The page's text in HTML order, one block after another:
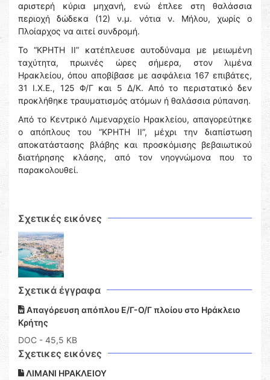
αριστερή κύρια μηχανή, ενώ έπλεε στη θαλάσσια
περιοχή δώδεκα (12) ν.μ. νότια ν. Μήλου, χωρίς ο
Πλοίαρχος να αιτεί συνδρομή.
Το “ΚΡΗΤΗ ΙΙ” κατέπλευσε αυτοδύναμα με μειωμένη
ταχύτητα, πρωινές ώρες σήμερα, στον λιμένα
Ηρακλείου, όπου αποβίβασε με ασφάλεια 167 επιβάτες,
31 Ι.Χ.Ε., 125 Φ/Γ και 5 Δ/Κ. Από το περιστατικό δεν
προκλήθηκε τραυματισμός ατόμων ή θαλάσσια ρύπανση.
Από το Κεντρικό Λιμεναρχείο Ηρακλείου, απαγορεύτηκε
ο απόπλους του “ΚΡΗΤΗ ΙΙ”, μέχρι την διαπίστωση
αποκατάστασης βλάβης και προσκόμισης βεβαιωτικού
διατήρησης κλάσης, από τον νηογνώμονα που το
παρακολουθεί.
Σχετικές εικόνες
Σχετικά έγγραφα
Απαγόρευση απόπλου Ε/Γ-Ο/Γ πλοίου στο Ηράκλειο
Κρήτης
DOC - 45,5 KB
Σχετικες εικόνες
ΛΙΜΑΝΙ ΗΡΑΚΛΕΙΟΥ